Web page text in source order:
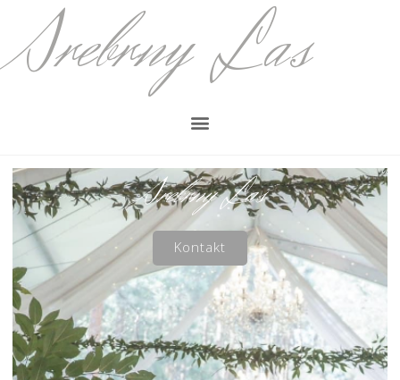
Srebrny Las
Srebrny Las
Kontakt